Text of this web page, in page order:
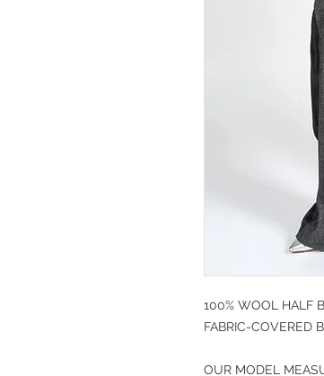
100% WOOL HALF
FABRIC-COVERED
OUR MODEL